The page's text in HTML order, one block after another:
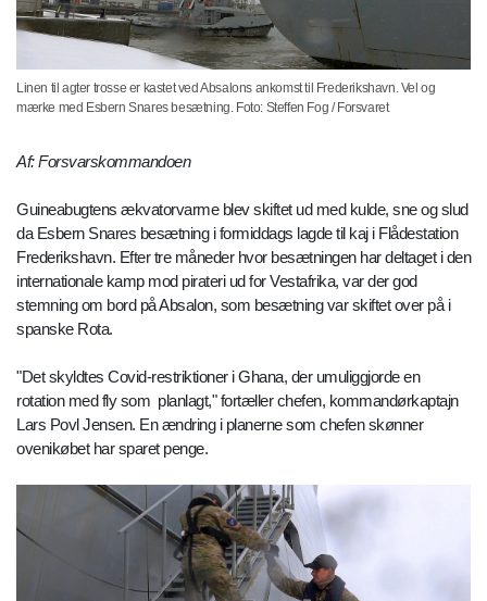
Linen til agter trosse er kastet ved Absalons ankomst til Frederikshavn. Vel og
mærke med Esbern Snares besætning. Foto: Steffen Fog / Forsvaret
Af: Forsvarskommandoen
Guineabugtens ækvatorvarme blev skiftet ud med kulde, sne og slud
da Esbern Snares besætning i formiddags lagde til kaj i Flådestation
Frederikshavn. Efter tre måneder hvor besætningen har deltaget i den
internationale kamp mod pirateri ud for Vestafrika, var der god
stemning om bord på Absalon, som besætning var skiftet over på i
spanske Rota.
"Det skyldtes Covid-restriktioner i Ghana, der umuliggjorde en
rotation med fly som planlagt," fortæller chefen, kommandørkaptajn
Lars Povl Jensen. En ændring i planerne som chefen skønner
ovenikøbet har sparet penge.